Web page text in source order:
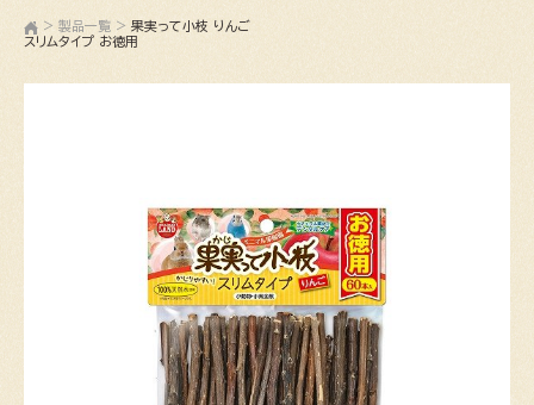
> 製品一覧 > 果実って小枝 りんご
スリムタイプ お徳用